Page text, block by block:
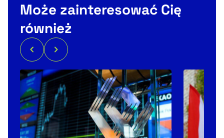
Może zainteresować Cię
również